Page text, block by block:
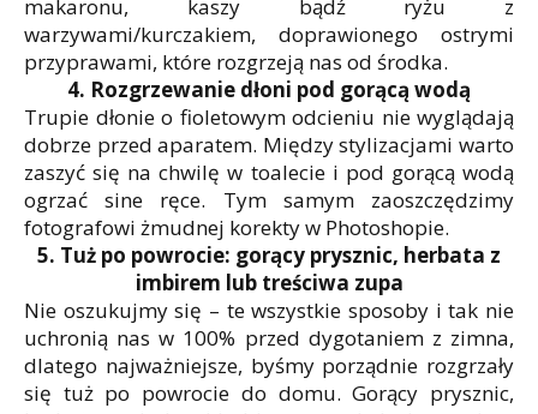
makaronu, kaszy bądź ryżu z
warzywami/kurczakiem, doprawionego ostrymi
przyprawami, które rozgrzeją nas od środka.
4. Rozgrzewanie dłoni pod gorącą wodą
Trupie dłonie o fioletowym odcieniu nie wyglądają
dobrze przed aparatem. Między stylizacjami warto
zaszyć się na chwilę w toalecie i pod gorącą wodą
ogrzać sine ręce. Tym samym zaoszczędzimy
fotografowi żmudnej korekty w Photoshopie.
5. Tuż po powrocie: gorący prysznic, herbata z
imbirem lub treściwa zupa
Nie oszukujmy się – te wszystkie sposoby i tak nie
uchronią nas w 100% przed dygotaniem z zimna,
dlatego najważniejsze, byśmy porządnie rozgrzały
się tuż po powrocie do domu. Gorący prysznic,